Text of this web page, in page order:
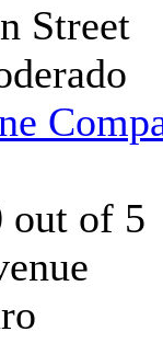
Street